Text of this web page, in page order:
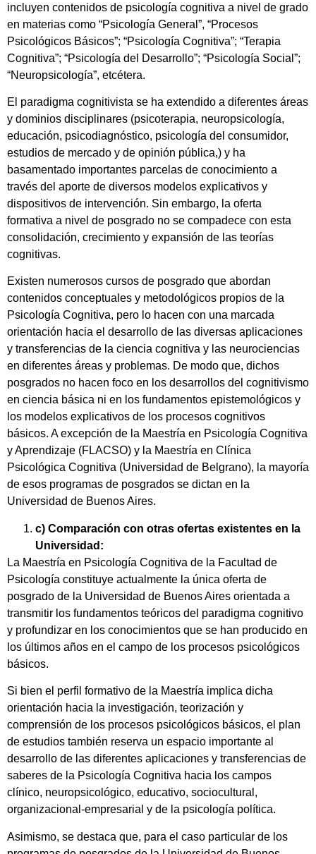
incluyen contenidos de psicología cognitiva a nivel de grado
en materias como “Psicología General”, “Procesos
Psicológicos Básicos”; “Psicología Cognitiva”; “Terapia
Cognitiva”; “Psicología del Desarrollo”; “Psicología Social”;
“Neuropsicología”, etcétera.
El paradigma cognitivista se ha extendido a diferentes áreas
y dominios disciplinares (psicoterapia, neuropsicología,
educación, psicodiagnóstico, psicología del consumidor,
estudios de mercado y de opinión pública,) y ha
basamentado importantes parcelas de conocimiento a
través del aporte de diversos modelos explicativos y
dispositivos de intervención. Sin embargo, la oferta
formativa a nivel de posgrado no se compadece con esta
consolidación, crecimiento y expansión de las teorías
cognitivas.
Existen numerosos cursos de posgrado que abordan
contenidos conceptuales y metodológicos propios de la
Psicología Cognitiva, pero lo hacen con una marcada
orientación hacia el desarrollo de las diversas aplicaciones
y transferencias de la ciencia cognitiva y las neurociencias
en diferentes áreas y problemas. De modo que, dichos
posgrados no hacen foco en los desarrollos del cognitivismo
en ciencia básica ni en los fundamentos epistemológicos y
los modelos explicativos de los procesos cognitivos
básicos. A excepción de la Maestría en Psicología Cognitiva
y Aprendizaje (FLACSO) y la Maestría en Clínica
Psicológica Cognitiva (Universidad de Belgrano), la mayoría
de esos programas de posgrados se dictan en la
Universidad de Buenos Aires.
c) Comparación con otras ofertas existentes en la
Universidad:
La Maestría en Psicología Cognitiva de la Facultad de
Psicología constituye actualmente la única oferta de
posgrado de la Universidad de Buenos Aires orientada a
transmitir los fundamentos teóricos del paradigma cognitivo
y profundizar en los conocimientos que se han producido en
los últimos años en el campo de los procesos psicológicos
básicos.
Si bien el perfil formativo de la Maestría implica dicha
orientación hacia la investigación, teorización y
comprensión de los procesos psicológicos básicos, el plan
de estudios también reserva un espacio importante al
desarrollo de las diferentes aplicaciones y transferencias de
saberes de la Psicología Cognitiva hacia los campos
clínico, neuropsicológico, educativo, sociocultural,
organizacional-empresarial y de la psicología política.
Asimismo, se destaca que, para el caso particular de los